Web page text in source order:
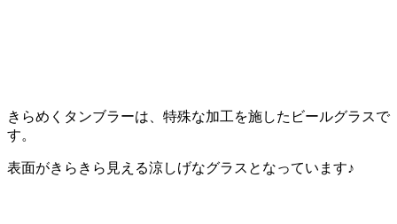
きらめくタンブラーは、特殊な加工を施したビールグラスで
す。
表面がきらきら見える涼しげなグラスとなっています♪